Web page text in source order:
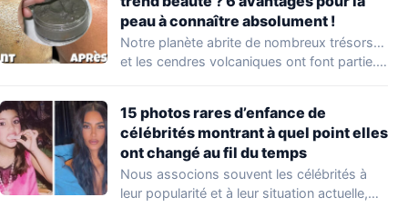
peau à connaître absolument !
Notre planète abrite de nombreux trésors…
et les cendres volcaniques ont font partie.
15 photos rares d’enfance de
célébrités montrant à quel point elles
ont changé au fil du temps
Nous associons souvent les célébrités à
leur popularité et à leur situation actuelle,